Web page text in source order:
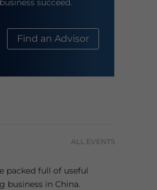
succeed.
Find an Advisor
ALL EVENTS
packed full of useful
business in China.